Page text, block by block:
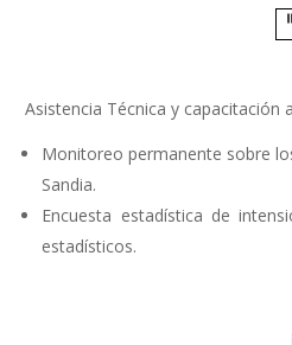
Asistencia Técnica y capacitación
Monitoreo permanente sobre
Sandia.
Encuesta estadística de
estadísticos.